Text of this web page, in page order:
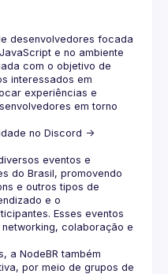
desenvolvedores focada
e no ambiente
com o objetivo de
interessados em
experiências e
em torno
no Discord ->
eventos e
do Brasil, promovendo
e outros tipos de
e o
Esses eventos
colaboração e
a NodeBR também
por meio de grupos de